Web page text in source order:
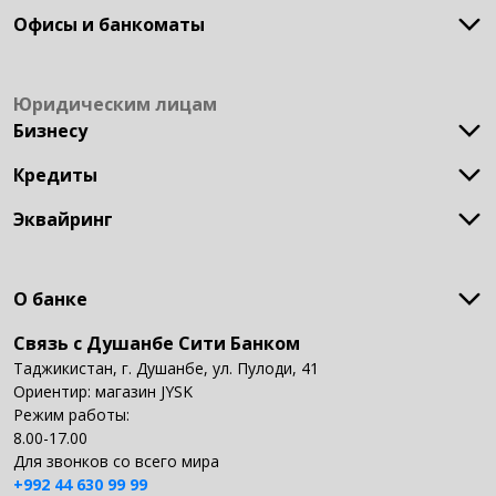
Потребительский кредит
DC AVIA
Офисы и банкоматы
ЦБО
Филиалы
Банкоматы
Представители
Юридическим лицам
Бизнесу
Открытие и обслуживание счёта
Кредиты
Кредит для развития бизнеса
Эквайринг
О банке
О банке
Наша история
Наши ценности
Наши достижения
Наши продукты и услуги
Документы
Отчеты
Связь с Душанбе Сити Банком
Таджикистан, г. Душанбе, ул. Пулоди, 41
Ориентир: магазин JYSK
Режим работы:
8.00-17.00
Для звонков со всего мира
+992 44 630 99 99